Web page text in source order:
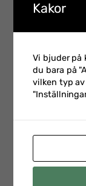
FLER
Kakor
Vi bjuder på
du bara på
vilken typ